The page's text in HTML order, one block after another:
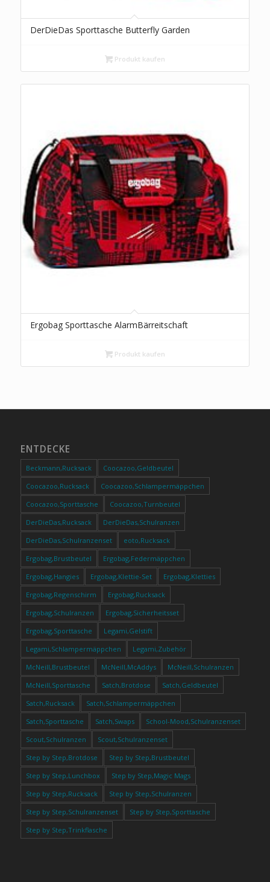
DerDieDas Sporttasche Butterfly Garden
Produkt kaufen
Ergobag Sporttasche AlarmBärreitschaft
Produkt kaufen
ENTDECKE
Beckmann,Rucksack
Coocazoo,Geldbeutel
Coocazoo,Rucksack
Coocazoo,Schlampermäppchen
Coocazoo,Sporttasche
Coocazoo,Turnbeutel
DerDieDas,Rucksack
DerDieDas,Schulranzen
DerDieDas,Schulranzenset
eoto,Rucksack
Ergobag,Brustbeutel
Ergobag,Federmäppchen
Ergobag,Hangies
Ergobag,Klettie-Set
Ergobag,Kletties
Ergobag,Regenschirm
Ergobag,Rucksack
Ergobag,Schulranzen
Ergobag,Sicherheitsset
Ergobag,Sporttasche
Legami,Gelstift
Legami,Schlampermäppchen
Legami,Zubehör
McNeill,Brustbeutel
McNeill,McAddys
McNeill,Schulranzen
McNeill,Sporttasche
Satch,Brotdose
Satch,Geldbeutel
Satch,Rucksack
Satch,Schlampermäppchen
Satch,Sporttasche
Satch,Swaps
School-Mood,Schulranzenset
Scout,Schulranzen
Scout,Schulranzenset
Step by Step,Brotdose
Step by Step,Brustbeutel
Step by Step,Lunchbox
Step by Step,Magic Mags
Step by Step,Rucksack
Step by Step,Schulranzen
Step by Step,Schulranzenset
Step by Step,Sporttasche
Step by Step,Trinkflasche